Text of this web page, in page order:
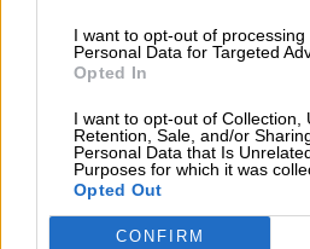
I want to opt-out of processing
Personal Data for Targeted
Opted In
I want to opt-out of Collection,
Retention, Sale, and/or
Personal Data that Is
Purposes for which it was
Opted Out
CONFIRM
Ευρώπη: Μπορεί η κλιματική
ενεργειακή κρίση;
06.08.2026 - 09:15
Στέλιος Λιανός – INTERAMERICAN /
06.08.2026 - 08:40
Η γαλλική «ψήφος» στο «καλώδιο»
ελληνικές τράπεζες